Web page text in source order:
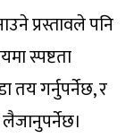
प्रस्तावले पनि
स्पष्टता
गर्नुपर्नेछ, र